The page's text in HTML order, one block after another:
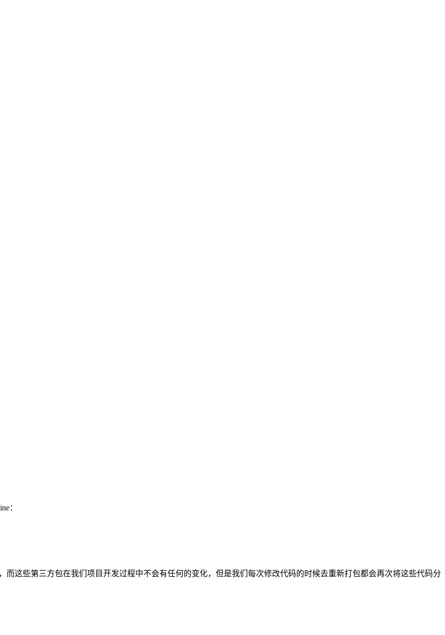
：
这些第三方包在我们项目开发过程中不会有任何的变化，但是我们每次修改代码的时候去重新打包都会再次将这些代码分